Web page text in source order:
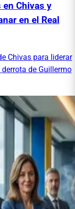
Chivas y
en el Real
Chivas para liderar
de Guillermo